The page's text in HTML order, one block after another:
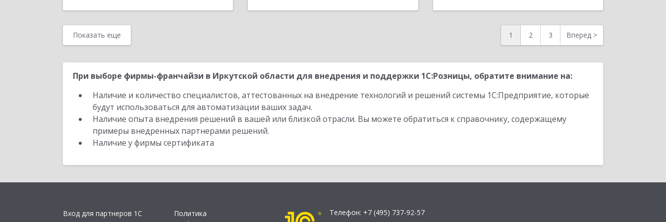
Показать еще 1 2 3 Вперед >
При выборе фирмы-франчайзи в Иркутской области для внедрения и поддержки 1С:Розницы, обратите внимание на:
Наличие и количество специалистов, аттестованных на внедрение технологий и решений системы 1С:Предприятие, которые
будут использоваться для автоматизации ваших задач.
Наличие опыта внедрения решений в вашей или близкой отрасли. Вы можете обратиться к справочнику, содержащему
примеры внедренных партнерами решений.
Наличие у фирмы сертификата
Вход для партнеров 1С
Политика
Телефон: +7 (495) 737-92-57